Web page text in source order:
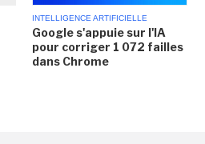
INTELLIGENCE ARTIFICIELLE
Google s'appuie sur l'IA
pour corriger 1 072 failles
dans Chrome